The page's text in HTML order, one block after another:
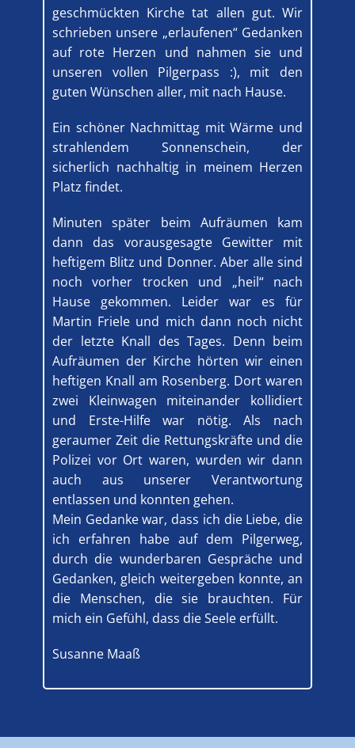
geschmückten Kirche tat allen gut. Wir
schrieben unsere „erlaufenen“ Gedanken
auf rote Herzen und nahmen sie und
unseren vollen Pilgerpass :), mit den
guten Wünschen aller, mit nach Hause.
Ein schöner Nachmittag mit Wärme und
strahlendem Sonnenschein, der
sicherlich nachhaltig in meinem Herzen
Platz findet.
Minuten später beim Aufräumen kam
dann das vorausgesagte Gewitter mit
heftigem Blitz und Donner. Aber alle sind
noch vorher trocken und „heil“ nach
Hause gekommen. Leider war es für
Martin Friele und mich dann noch nicht
der letzte Knall des Tages. Denn beim
Aufräumen der Kirche hörten wir einen
heftigen Knall am Rosenberg. Dort waren
zwei Kleinwagen miteinander kollidiert
und Erste-Hilfe war nötig. Als nach
geraumer Zeit die Rettungskräfte und die
Polizei vor Ort waren, wurden wir dann
auch aus unserer Verantwortung
entlassen und konnten gehen.
Mein Gedanke war, dass ich die Liebe, die
ich erfahren habe auf dem Pilgerweg,
durch die wunderbaren Gespräche und
Gedanken, gleich weitergeben konnte, an
die Menschen, die sie brauchten. Für
mich ein Gefühl, dass die Seele erfüllt.
Susanne Maaß